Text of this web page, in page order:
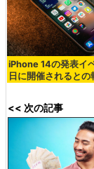
iPhone 14の発表イ
日に開催されるとの
<< 次の記事